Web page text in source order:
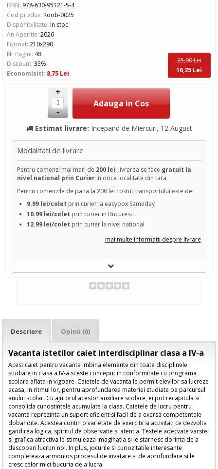
ISBN: 978-630-95121-5-4
Cod produs: Koob-0025
Disponibilitate: In stoc
An Aparitie: 2026
Format: 210x290
Nr Pagini: 48
Discount: 35%
Economisiti: 8,75 Lei
25,00 Lei
16,25 Lei
+
-
Estimat livrare: Incepand de Miercuri, 12 August
Modalitati de livrare
Pentru comenzi mai mari de 200 lei, livrarea se face gratuit la
nivel national prin Curier in orice localitate din tara.
Pentru comenzile de pana la 200 lei costul transportului este de:
9.99 lei/colet prin curier la easybox Sameday
10.99 lei/colet prin curier in Bucuresti
12.99 lei/colet prin curier la nivel national
mai multe informatii despre livrare
Descriere Opinii (0)
Vacanta istetilor caiet interdisciplinar clasa a IV-a
Acest caiet pentru vacanta imbina elemente din toate disciplinele
studiate in clasa a IV-a si este conceput in conformitate cu programa
scolara aflata in vigoare. Caietele de vacanta le permit elevilor sa lucreze
acasa, in ritmul lor, pentru aprofundarea materiei studiate pe parcursul
anului scolar. Cu ajutorul acestor auxiliare scolare, ei pot recapitula si
consolida cunostintele acumulate la clasa. Caietele de lucru pentru
vacanta reprezinta un suport eficient si facil de a exersa competentele
dobandite. Acestea contin o varietate de exercitii si activitati ce dezvolta
gandirea logica, spiritul de observatie si atentia. Textele adecvate varstei
si grafica atractiva le stimuleaza imaginatia si le starnesc dorinta de a
descoperi lucruri noi. In plus, jocurile si curiozitatile interesante
completeaza armonios procesul de invatare si de aprofundare si le
cresc celor mici bucuria de a lucra.